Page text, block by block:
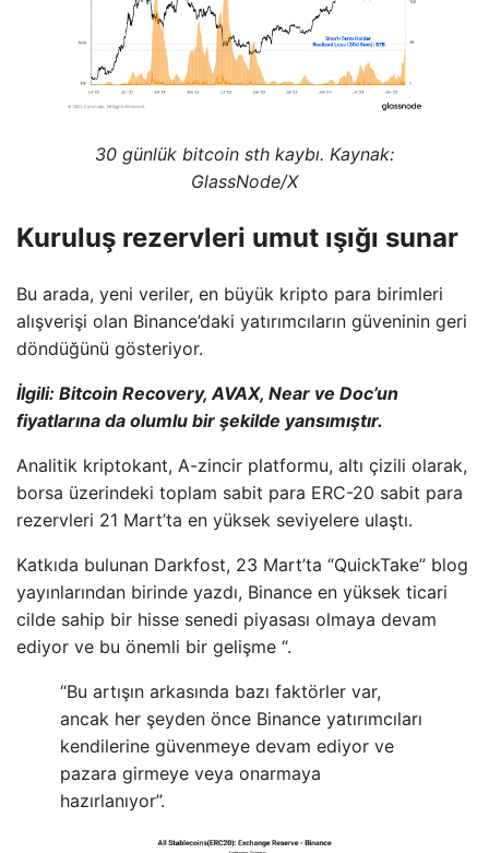
30 günlük bitcoin sth kaybı. Kaynak:
GlassNode/X
Kuruluş rezervleri umut ışığı sunar
Bu arada, yeni veriler, en büyük kripto para birimleri
alışverişi olan Binance’daki yatırımcıların güveninin geri
döndüğünü gösteriyor.
İlgili: Bitcoin Recovery, AVAX, Near ve Doc’un
fiyatlarına da olumlu bir şekilde yansımıştır.
Analitik kriptokant, A-zincir platformu, altı çizili olarak,
borsa üzerindeki toplam sabit para ERC-20 sabit para
rezervleri 21 Mart’ta en yüksek seviyelere ulaştı.
Katkıda bulunan Darkfost, 23 Mart’ta “QuickTake” blog
yayınlarından birinde yazdı, Binance en yüksek ticari
cilde sahip bir hisse senedi piyasası olmaya devam
ediyor ve bu önemli bir gelişme “.
“Bu artışın arkasında bazı faktörler var,
ancak her şeyden önce Binance yatırımcıları
kendilerine güvenmeye devam ediyor ve
pazara girmeye veya onarmaya
hazırlanıyor”.